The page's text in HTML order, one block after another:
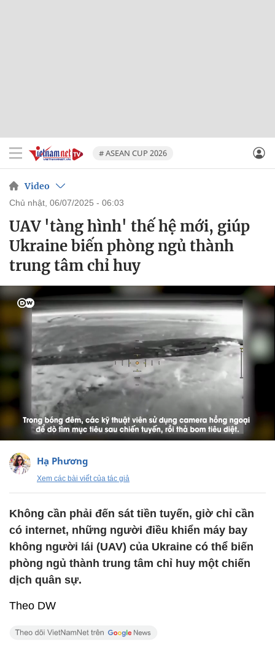
# ASEAN CUP 2026
Video
chủ nhật, 06/07/2025 - 06:03
UAV 'tàng hình' thế hệ mới, giúp
Ukraine biến phòng ngủ thành
trung tâm chỉ huy
Hạ Phương
Xem các bài viết của tác giả
Không cần phải đến sát tiền tuyến, giờ chỉ cần
có internet, những người điều khiển máy bay
không người lái (UAV) của Ukraine có thể biến
phòng ngủ thành trung tâm chỉ huy một chiến
dịch quân sự.
Theo DW